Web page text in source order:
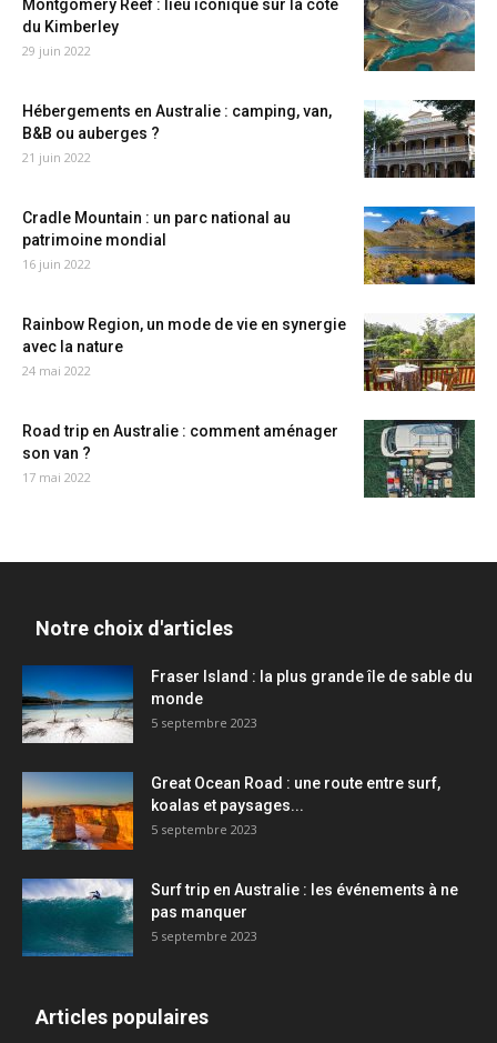
Montgomery Reef : lieu iconique sur la côte
du Kimberley
29 juin 2022
Hébergements en Australie : camping, van,
B&B ou auberges ?
21 juin 2022
Cradle Mountain : un parc national au
patrimoine mondial
16 juin 2022
Rainbow Region, un mode de vie en synergie
avec la nature
24 mai 2022
Road trip en Australie : comment aménager
son van ?
17 mai 2022
Notre choix d'articles
Fraser Island : la plus grande île de sable du
monde
5 septembre 2023
Great Ocean Road : une route entre surf,
koalas et paysages...
5 septembre 2023
Surf trip en Australie : les événements à ne
pas manquer
5 septembre 2023
Articles populaires